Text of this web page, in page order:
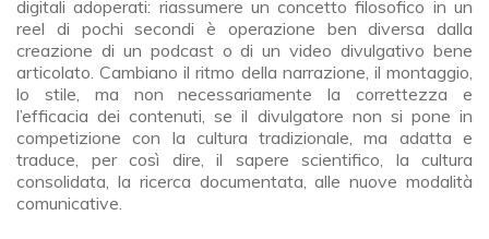
digitali adoperati: riassumere un concetto filosofico in un
reel di pochi secondi è operazione ben diversa dalla
creazione di un podcast o di un video divulgativo bene
articolato. Cambiano il ritmo della narrazione, il montaggio,
lo stile, ma non necessariamente la correttezza e
l’efficacia dei contenuti, se il divulgatore non si pone in
competizione con la cultura tradizionale, ma adatta e
traduce, per così dire, il sapere scientifico, la cultura
consolidata, la ricerca documentata, alle nuove modalità
comunicative.